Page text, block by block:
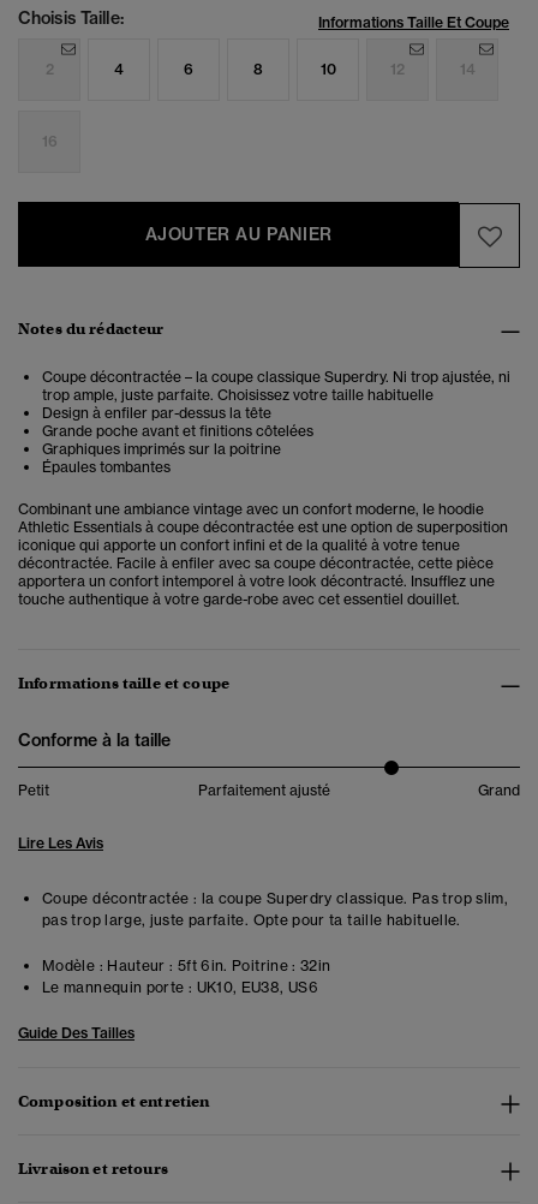
Choisis Taille: Informations Taille Et Coupe
2 4 6 8 10 12 14
16
AJOUTER AU PANIER
Notes du rédacteur
Coupe décontractée – la coupe classique Superdry. Ni trop ajustée, ni
trop ample, juste parfaite. Choisissez votre taille habituelle
Design à enfiler par-dessus la tête
Grande poche avant et finitions côtelées
Graphiques imprimés sur la poitrine
Épaules tombantes
Combinant une ambiance vintage avec un confort moderne, le hoodie
Athletic Essentials à coupe décontractée est une option de superposition
iconique qui apporte un confort infini et de la qualité à votre tenue
décontractée. Facile à enfiler avec sa coupe décontractée, cette pièce
apportera un confort intemporel à votre look décontracté. Insufflez une
touche authentique à votre garde-robe avec cet essentiel douillet.
Informations taille et coupe
Conforme à la taille
Petit Parfaitement ajusté Grand
Lire Les Avis
Coupe décontractée : la coupe Superdry classique. Pas trop slim,
pas trop large, juste parfaite. Opte pour ta taille habituelle.
Modèle : Hauteur : 5ft 6in. Poitrine : 32in
Le mannequin porte : UK10, EU38, US6
Guide Des Tailles
Composition et entretien
Livraison et retours